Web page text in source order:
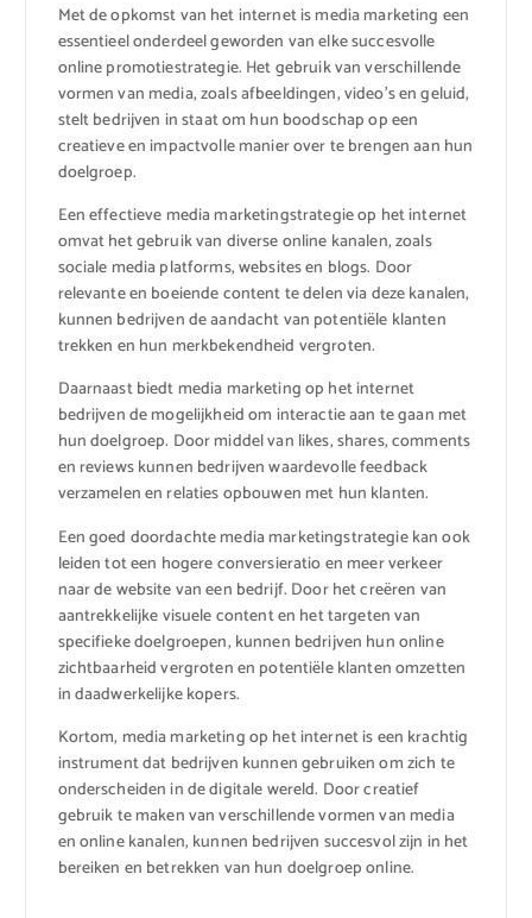
Met de opkomst van het internet is media marketing een
essentieel onderdeel geworden van elke succesvolle
online promotiestrategie. Het gebruik van verschillende
vormen van media, zoals afbeeldingen, video’s en geluid,
stelt bedrijven in staat om hun boodschap op een
creatieve en impactvolle manier over te brengen aan hun
doelgroep.
Een effectieve media marketingstrategie op het internet
omvat het gebruik van diverse online kanalen, zoals
sociale media platforms, websites en blogs. Door
relevante en boeiende content te delen via deze kanalen,
kunnen bedrijven de aandacht van potentiële klanten
trekken en hun merkbekendheid vergroten.
Daarnaast biedt media marketing op het internet
bedrijven de mogelijkheid om interactie aan te gaan met
hun doelgroep. Door middel van likes, shares, comments
en reviews kunnen bedrijven waardevolle feedback
verzamelen en relaties opbouwen met hun klanten.
Een goed doordachte media marketingstrategie kan ook
leiden tot een hogere conversieratio en meer verkeer
naar de website van een bedrijf. Door het creëren van
aantrekkelijke visuele content en het targeten van
specifieke doelgroepen, kunnen bedrijven hun online
zichtbaarheid vergroten en potentiële klanten omzetten
in daadwerkelijke kopers.
Kortom, media marketing op het internet is een krachtig
instrument dat bedrijven kunnen gebruiken om zich te
onderscheiden in de digitale wereld. Door creatief
gebruik te maken van verschillende vormen van media
en online kanalen, kunnen bedrijven succesvol zijn in het
bereiken en betrekken van hun doelgroep online.